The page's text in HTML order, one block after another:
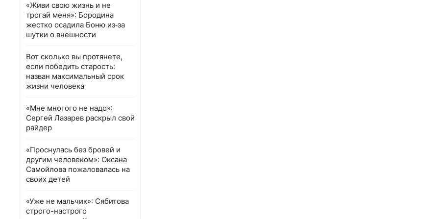
«Живи свою жизнь и не
трогай меня»: Бородина
жестко осадила Боню из‑за
шутки о внешности
Вот сколько вы протянете,
если победить старость:
назван максимальный срок
жизни человека
«Мне многого не надо»:
Сергей Лазарев раскрыл свой
райдер
«Проснулась без бровей и
другим человеком»: Оксана
Самойлова пожаловалась на
своих детей
«Уже не мальчик»: Сябитова
строго-настрого